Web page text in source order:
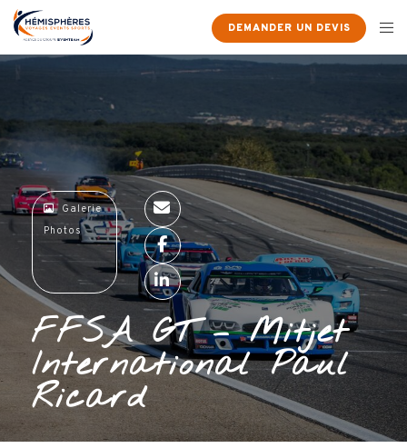
DEMANDER UN DEVIS
Galerie
Photos
FFSA GT – Mitjet
International Paul
Ricard
×